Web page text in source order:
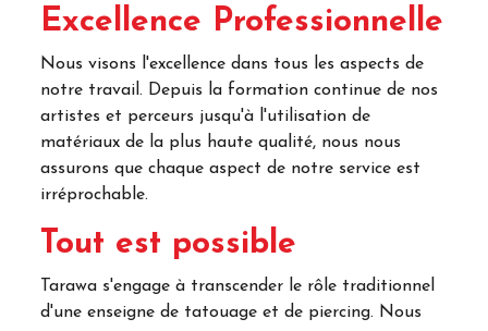
Excellence Professionnelle
Nous visons l'excellence dans tous les aspects de
notre travail. Depuis la formation continue de nos
artistes et perceurs jusqu'à l'utilisation de
matériaux de la plus haute qualité, nous nous
assurons que chaque aspect de notre service est
irréprochable.
Tout est possible
Tarawa s'engage à transcender le rôle traditionnel
d'une enseigne de tatouage et de piercing. Nous